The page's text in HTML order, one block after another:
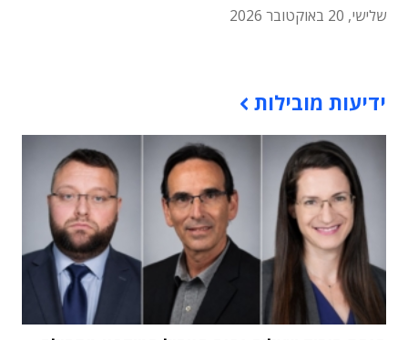
שלישי, 20 באוקטובר 2026
ידיעות מובילות